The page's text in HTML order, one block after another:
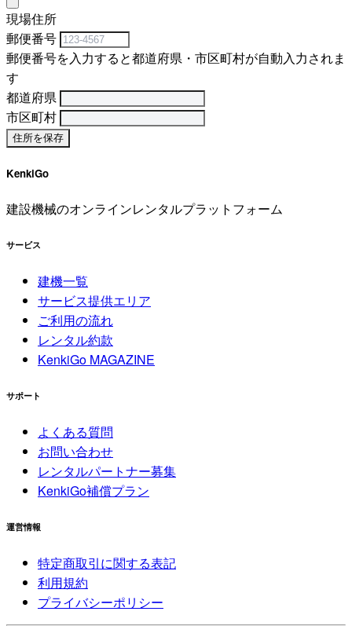
現場住所
郵便番号
郵便番号を入力すると都道府県・市区町村が自動入力されま
す
都道府県
市区町村
KenkiGo
建設機械のオンラインレンタルプラットフォーム
サービス
建機一覧
サービス提供エリア
ご利用の流れ
レンタル約款
KenkiGo MAGAZINE
サポート
よくある質問
お問い合わせ
レンタルパートナー募集
KenkiGo補償プラン
運営情報
特定商取引に関する表記
利用規約
プライバシーポリシー